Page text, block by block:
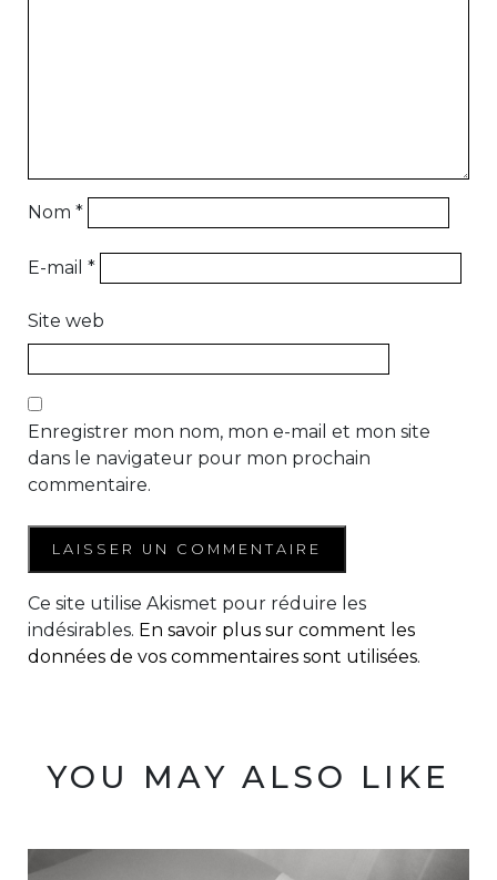
Nom *
E-mail *
Site web
Enregistrer mon nom, mon e-mail et mon site
dans le navigateur pour mon prochain
commentaire.
Ce site utilise Akismet pour réduire les
indésirables. En savoir plus sur comment les
données de vos commentaires sont utilisées.
YOU MAY ALSO LIKE